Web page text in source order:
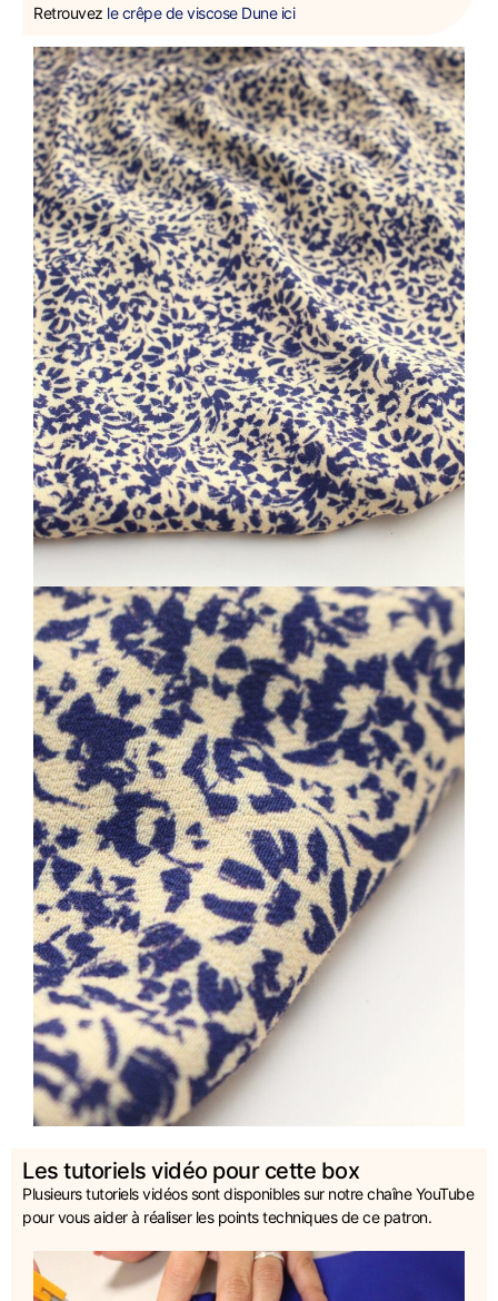
Retrouvez le crêpe de viscose Dune ici
Les tutoriels vidéo pour cette box
Plusieurs tutoriels vidéos sont disponibles sur notre chaîne YouTube
pour vous aider à réaliser les points techniques de ce patron.